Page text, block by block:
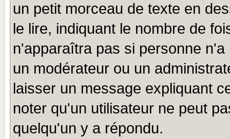
un petit morceau de texte en
le lire, indiquant le nombre de
n'apparaîtra pas si personne
un modérateur ou un
laisser un message expliquant
noter qu'un utilisateur ne peut
quelqu'un y a répondu.